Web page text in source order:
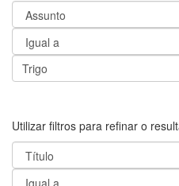
Utilizar filtros para refinar o